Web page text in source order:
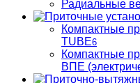
Радиальные
Компактные
TUBE6
Компактные
ВПЕ